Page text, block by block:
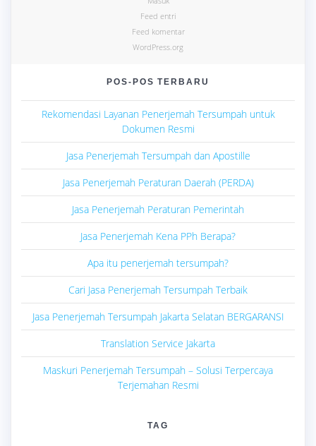
Feed entri
Feed komentar
WordPress.org
POS-POS TERBARU
Rekomendasi Layanan Penerjemah Tersumpah untuk
Dokumen Resmi
Jasa Penerjemah Tersumpah dan Apostille
Jasa Penerjemah Peraturan Daerah (PERDA)
Jasa Penerjemah Peraturan Pemerintah
Jasa Penerjemah Kena PPh Berapa?
Apa itu penerjemah tersumpah?
Cari Jasa Penerjemah Tersumpah Terbaik
Jasa Penerjemah Tersumpah Jakarta Selatan BERGARANSI
Translation Service Jakarta
Maskuri Penerjemah Tersumpah – Solusi Terpercaya
Terjemahan Resmi
TAG